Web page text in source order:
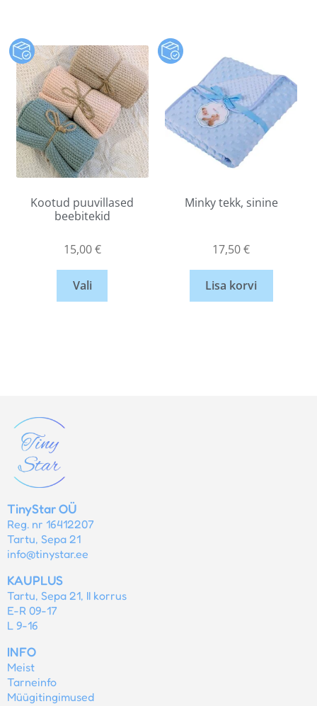
Kootud puuvillased
beebitekid
15,00€
Vali
Minky tekk, sinine
17,50€
Lisa korvi
TinyStar OÜ
Reg. nr 16412207
Tartu, Sepa 21
info@tinystar.ee
KAUPLUS
Tartu, Sepa 21, II korrus
E-R 09-17
L 9-16
INFO
Meist
Tarneinfo
Müügitingimused